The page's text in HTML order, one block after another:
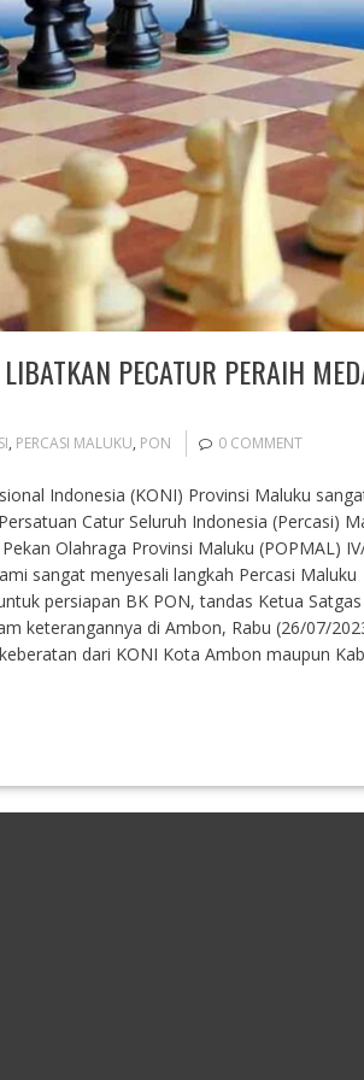
PECATUR PERAIH
, PERCASI MALUKU, PON 0 COMMENT
Indonesia (KONI) Provinsi Maluku
Catur Seluruh Indonesia (Percasi)
Olahraga Provinsi Maluku (POPMAL)
sangat menyesali langkah Percasi Maluku
persiapan BK PON, tandas Ketua
keterangannya di Ambon, Rabu (26/07/
dari KONI Kota Ambon maupun